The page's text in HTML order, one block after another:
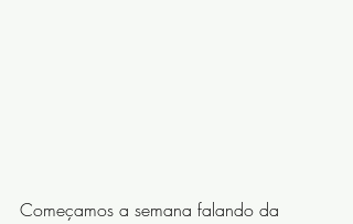
Começamos a semana falando da